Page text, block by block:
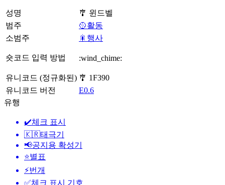
성명
🎐 윈드벨
범주
🥎활동
소범주
🎇행사
숏코드 입력 방법 :wind_chime:
유니코드 (정규화된) 🎐 1F390
유니코드 버전
E0.6
유행
✔️체크 표시
🇰🇷태극기
📢공지용 확성기
⭐별표
⚡번개
✅체크 표시 기호